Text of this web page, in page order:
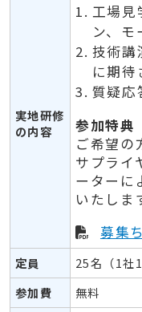
実地研修
の内容
工場見
ン、モ
技術講
に期待
質疑応
参加特典
ご希望の
サプライ
ーターに
いたしま
募集
定員
25名（1社
参加費
無料